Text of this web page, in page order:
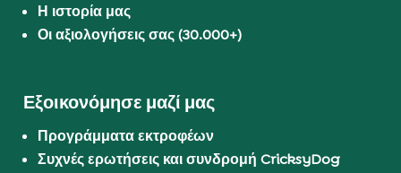
Η ιστορία μας
Οι αξιολογήσεις σας (30.000+)
Εξοικονόμησε μαζί μας
Προγράμματα εκτροφέων
Συχνές ερωτήσεις και συνδρομή CricksyDog